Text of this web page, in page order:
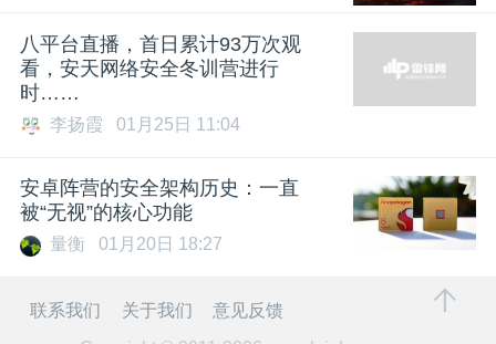
八平台直播，首日累计93万次观
看，安天网络安全冬训营进行
时……
李扬霞 01月25日 11:04
安卓阵营的安全架构历史：一直
被“无视”的核心功能
量衡 01月20日 18:27
联系我们 关于我们
意见反馈